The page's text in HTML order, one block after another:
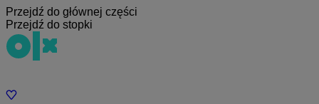
Przejdź do głównej części
Przejdź do stopki